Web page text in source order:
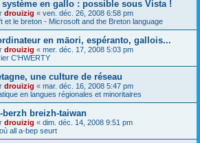
système en gallo : possible sous Vista !
drouizig « ven. déc. 26, 2008 6:58 pm
et le breton - Microsoft and the Breton language
en māori, espéranto, gallois...
drouizig « mer. déc. 17, 2008 5:03 pm
C'HWERTY
une culture de réseau
drouizig « mar. déc. 16, 2008 5:47 pm
en langues régionales et minoritaires
berzh breizh-taiwan
drouizig « dim. déc. 14, 2008 9:51 pm
all a-bep seurt